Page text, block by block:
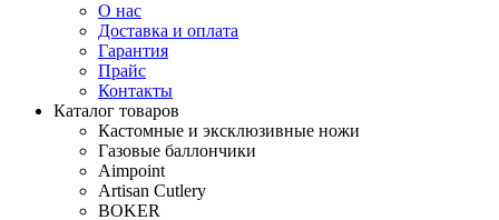
О нас
Доставка и оплата
Гарантия
Прайс
Контакты
Каталог товаров
Кастомные и эксклюзивные ножи
Газовые баллончики
Aimpoint
Artisan Cutlery
BOKER